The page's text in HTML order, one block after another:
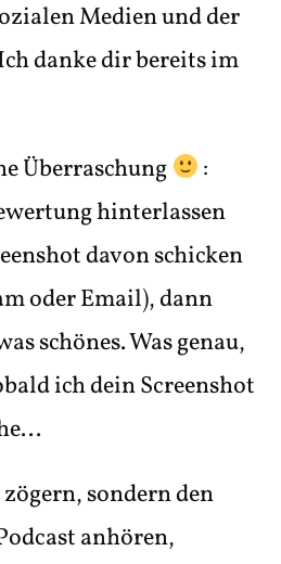
Medien und der
danke dir bereits im
Überraschung
:
hinterlassen
davon schicken
oder Email), dann
schönes. Was genau,
ich dein Screenshot
sondern den
anhören,